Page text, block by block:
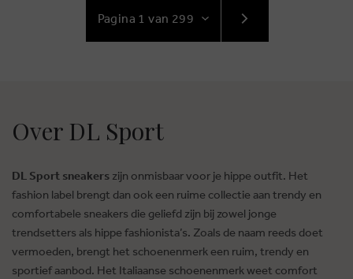
NAAR
VOLGENDE
Over DL Sport
DL Sport sneakers zijn onmisbaar voor je hippe outfit. Het
fashion label brengt dan ook een ruime collectie aan trendy en
comfortabele sneakers die geliefd zijn bij zowel jonge
trendsetters als hippe fashionista’s. Zoals de naam reeds doet
vermoeden, brengt het schoenenmerk een ruim, trendy en
sportief aanbod. Het Italiaanse schoenenmerk weet comfort